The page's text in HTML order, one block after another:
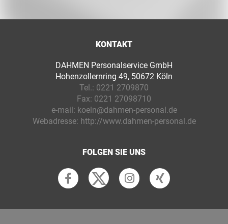
KONTAKT
DAHMEN Personalservice GmbH
Hohenzollernring 49, 50672 Köln
Tel.: 0221 2709870
Fax: 0221 27098710
e-mail: koeln@dahmen-personal.de
Webadresse: http://www.dahmen-personal.de
FOLGEN SIE UNS